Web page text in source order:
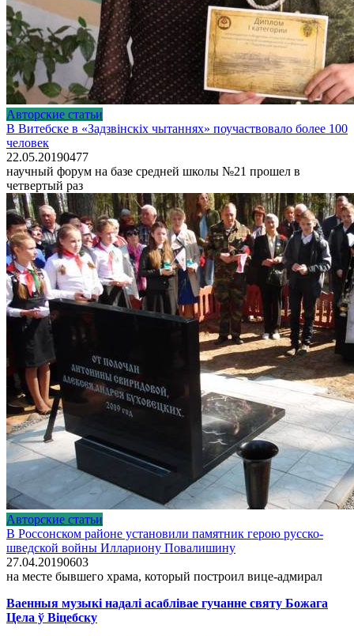
Авторские статьи
В Витебске в «Задзвінскіх чытаннях» поучаствовало более 100
человек
22.05.20190477
научный форум на базе средней школы №21 прошел в
четвертый раз
Авторские статьи
В Россонском районе установили памятник герою русско-
шведской войны Иллариону Повалишину
27.04.20190603
на месте бывшего храма, который построил вице-адмирал
Ваенныя музыкі надалі асаблівае гучанне святу Божага
Цела ў Віцебску